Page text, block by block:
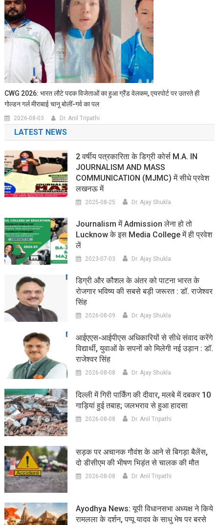
CWG 2026: भारत लौटे पदक विजेताओं का हुआ ग्रैंड वेलकम, एयरपोर्ट पर उतरते ही
गोल्डन गर्ल मीराबाई चानू बोलीं-गर्व का पल
2026-08-03 Dr. Anil Tripathi
LATEST NEWS
2 वर्षीय पत्रकारिता के डिग्री कोर्स M.A. IN
JOURNALISM AND MASS
COMMUNICATION (MJMC) में सीधे प्रवेश
लखनऊ में
2025-08-25 Dr. Ajay Shukla
Journalism में Admission लेना हो तो
Lucknow के इस Media College में ही प्रवेश
लें
2023-07-03 Dr. Ajay Shukla
डिग्री और कौशल के अंतर को पाटना भारत के
रोजगार भविष्य की सबसे बड़ी जरूरत : डॉ. राजेश्वर
सिंह
2026-08-09 Dr. Ajay Shukla
आईएएस-आईपीएस अधिकारियों से सीधे संवाद करेंगे
विद्यार्थी, युवाओं के सपनों को मिलेगी नई उड़ान : डॉ.
राजेश्वर सिंह
2026-08-08 Dr. Ajay Shukla
दिल्ली में गिरी पार्किंग की दीवार, मलबे में दबकर 10
गाड़ियां हुई तबाह; जलभराव से हुआ हादसा
2026-08-08 Dr. Anil Tripathi
सड़क पर अचानक गौवंश के आने से बिगड़ा बैलेंस,
दो डीसीएम की भीषण भिड़ंत से चालक की मौत
2026-08-08 Dr. Anil Tripathi
Ayodhya News: यूपी विधानसभा अध्यक्ष ने किये
रामलला के दर्शन, पप्पू यादव के साधु भेष पर बरसे